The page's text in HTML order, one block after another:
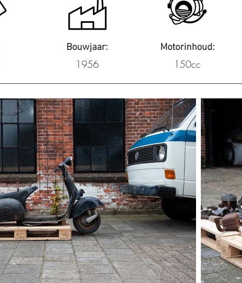
Bouwjaar:
1956
Motorinhoud:
150cc